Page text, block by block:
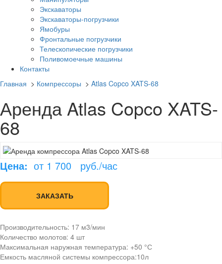
Экскаваторы
Экскаваторы-погрузчики
Ямобуры
Фронтальные погрузчики
Телескопические погрузчики
Поливомоечные машины
Контакты
Главная > Компрессоры > Atlas Copco XATS-68
Аренда Atlas Copco XATS-
68
Цена: от 1 700 руб./час
ЗАКАЗАТЬ
Производительность: 17 м3/мин
Количество молотов: 4 шт
Максимальная наружная температура: +50 °С
Емкость масляной системы компрессора:10л